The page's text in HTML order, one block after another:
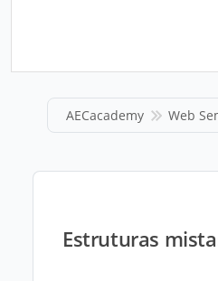
AECacademy Web
Estruturas